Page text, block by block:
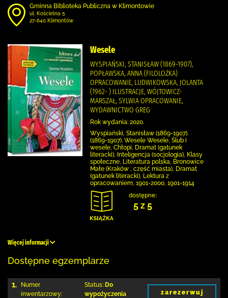
Gminna Biblioteka Publiczna w Klimontowie
ul. Kościelna 5
27-640 Klimontów
Wesele
WYSPIAŃSKI, STANISŁAW (1869-1907),
POPŁAWSKA, ANNA (FILOLOŻKA)
OPRACOWANIE, LUDWIKOWSKA, JOLANTA
(1962- ) ILUSTRACJE, WÓJTOWICZ-
MARSZAŁ, SYLWIA OPRACOWANIE,
WYDAWNICTWO GREG
Rok wydania: 2020.
Wyspiański, Stanisław (1869-1907).
(1869-1907). Wesele Wesele, Ślub i
wesele, Chłopi, Dramat (gatunek
literacki), Inteligencja (socjologia), Klasy
społeczne, Literatura polska, Bronowice
Małe (Kraków ; część miasta), Dramat
(gatunek literacki), Lektura z
opracowaniem, 1901-2000, 1901-1914
dostępne:
5 z 5
Więcej informacji
Dostępne egzemplarze
1.
Numer
inwentarzowy:
Status: Do
wypożyczenia
zarezerwuj